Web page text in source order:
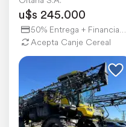
u$s 245.000
50% Entrega + Financiación
Acepta Canje Cereal